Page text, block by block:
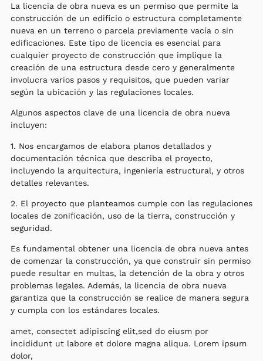
La licencia de obra nueva es un permiso que permite la
construcción de un edificio o estructura completamente
nueva en un terreno o parcela previamente vacía o sin
edificaciones. Este tipo de licencia es esencial para
cualquier proyecto de construcción que implique la
creación de una estructura desde cero y generalmente
involucra varios pasos y requisitos, que pueden variar
según la ubicación y las regulaciones locales.
Algunos aspectos clave de una licencia de obra nueva
incluyen:
1. Nos encargamos de elabora planos detallados y
documentación técnica que describa el proyecto,
incluyendo la arquitectura, ingeniería estructural, y otros
detalles relevantes.
2. El proyecto que planteamos cumple con las regulaciones
locales de zonificación, uso de la tierra, construcción y
seguridad.
Es fundamental obtener una licencia de obra nueva antes
de comenzar la construcción, ya que construir sin permiso
puede resultar en multas, la detención de la obra y otros
problemas legales. Además, la licencia de obra nueva
garantiza que la construcción se realice de manera segura
y cumpla con los estándares locales.
amet, consectet adipiscing elit,sed do eiusm por
incididunt ut labore et dolore magna aliqua. Lorem ipsum
dolor,